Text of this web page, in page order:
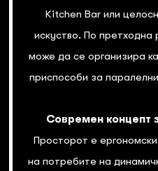
Kitchen Bar или
искуство. По претходна
може да се организира
приспособи за
Современ концепт
Просторот е
на потребите на